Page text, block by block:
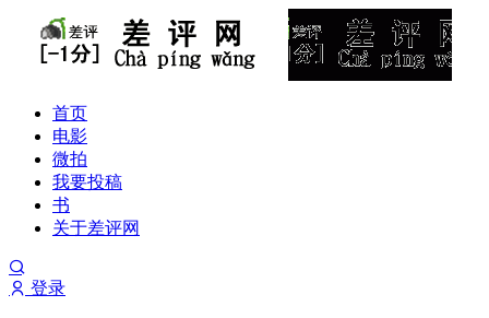
首页
电影
微拍
我要投稿
书
关于差评网
登录